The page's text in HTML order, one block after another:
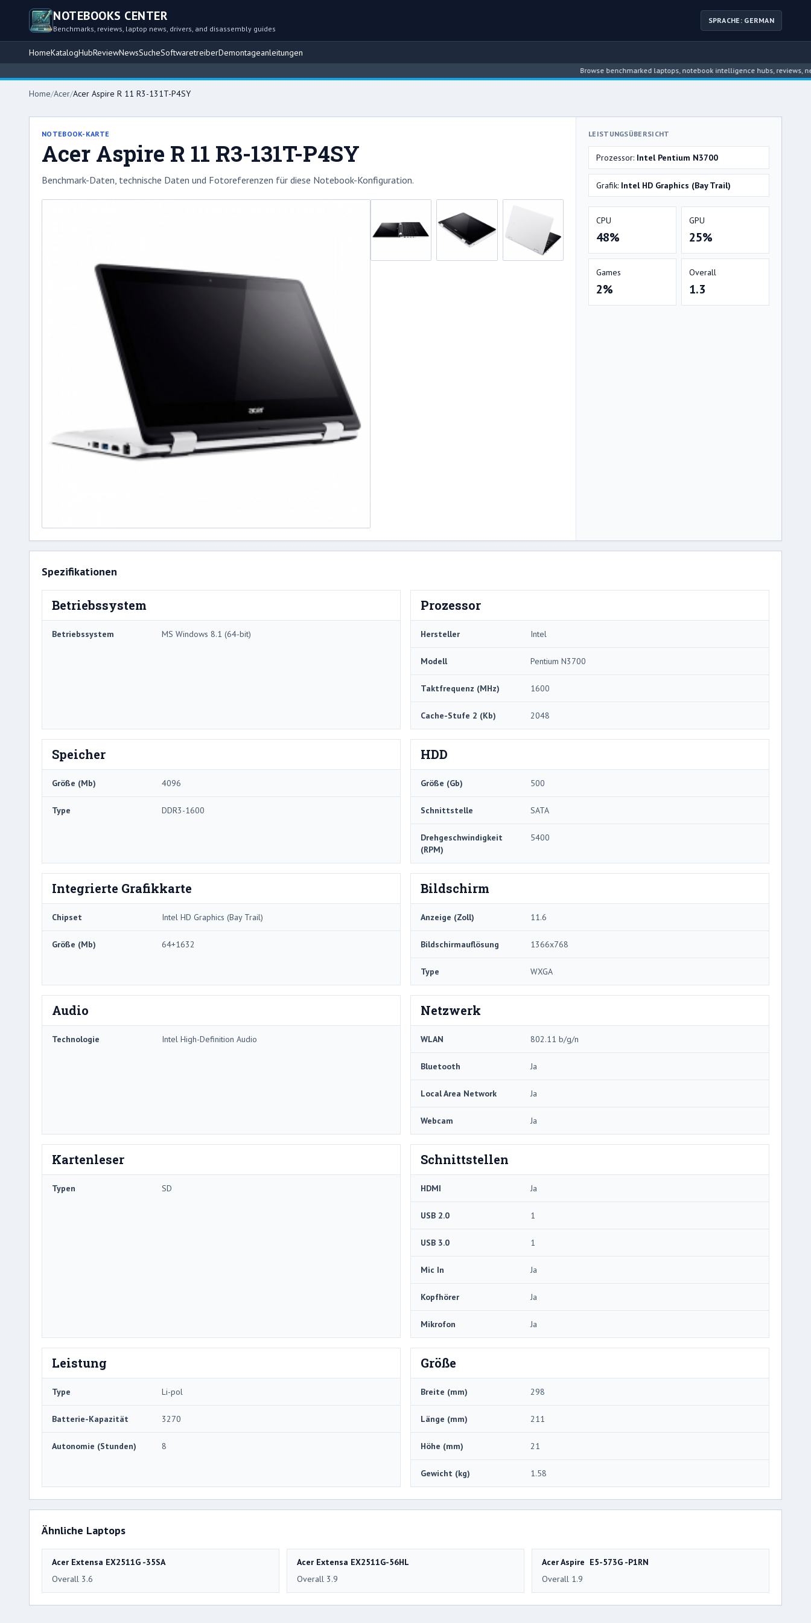
NOTEBOOKS CENTER
Benchmarks, reviews, laptop news, drivers, and disassembly guides
SPRACHE: GERMAN
HomeKatalogHubReviewNewsSucheSoftwaretreiberDemontageanleitungen
Browse benchmarked laptops, notebook intelligence hubs, reviews, news,
Home/Acer/Acer Aspire R 11 R3-131T-P4SY
NOTEBOOK-KARTE
Acer Aspire R 11 R3-131T-P4SY
Benchmark-Daten, technische Daten und Fotoreferenzen für diese Notebook-Konfiguration.
LEISTUNGSÜBERSICHT
Prozessor: Intel Pentium N3700
Grafik: Intel HD Graphics (Bay Trail)
CPU
48%
GPU
25%
Games
2%
Overall
1.3
Spezifikationen
Betriebssystem
Betriebssystem MS Windows 8.1 (64-bit)
Prozessor
Hersteller Intel
Modell Pentium N3700
Taktfrequenz (MHz) 1600
Cache-Stufe 2 (Kb) 2048
Speicher
Größe (Mb) 4096
Type DDR3-1600
HDD
Größe (Gb) 500
Schnittstelle SATA
Drehgeschwindigkeit
(RPM)
5400
Integrierte Grafikkarte
Chipset Intel HD Graphics (Bay Trail)
Größe (Mb) 64+1632
Bildschirm
Anzeige (Zoll) 11.6
Bildschirmauflösung 1366x768
Type WXGA
Audio
Technologie Intel High-Definition Audio
Netzwerk
WLAN 802.11 b/g/n
Bluetooth Ja
Local Area Network Ja
Webcam Ja
Kartenleser
Typen SD
Schnittstellen
HDMI Ja
USB 2.0 1
USB 3.0 1
Mic In Ja
Kopfhörer Ja
Mikrofon Ja
Leistung
Type Li-pol
Batterie-Kapazität 3270
Autonomie (Stunden) 8
Größe
Breite (mm) 298
Länge (mm) 211
Höhe (mm) 21
Gewicht (kg) 1.58
Ähnliche Laptops
Acer Extensa EX2511G -35SA
Overall 3.6
Acer Extensa EX2511G-56HL
Overall 3.9
Acer Aspire E5-573G -P1RN
Overall 1.9